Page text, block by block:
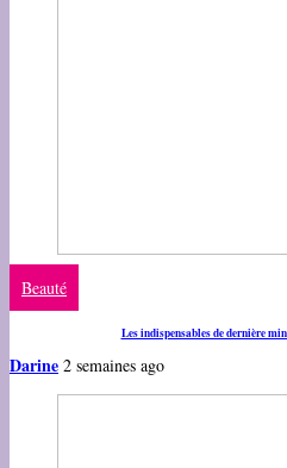
Beauté
Les indispensables de dernière
Darine 2 semaines ago